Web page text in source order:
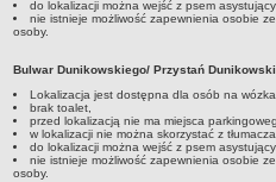
do lokalizacji można wejść z psem
nie istnieje możliwość zapewnienia osobie
osoby.
Bulwar Dunikowskiego/ Przystań
Lokalizacja jest dostępna dla osób na
brak toalet,
przed lokalizacją nie ma miejsca
w lokalizacji nie można skorzystać z
do lokalizacji można wejść z psem
nie istnieje możliwość zapewnienia osobie
osoby.